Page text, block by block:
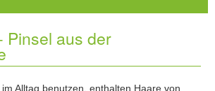
Pinsel aus der
Alltag benutzen, enthalten Haare von